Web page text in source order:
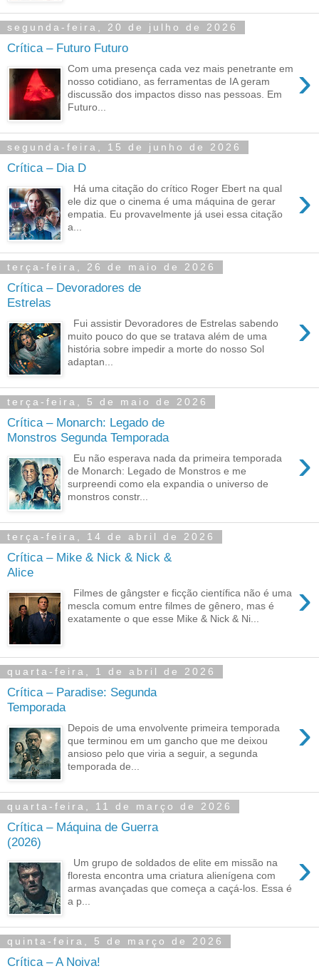
segunda-feira, 20 de julho de 2026
Crítica – Futuro Futuro
›
Com uma presença cada vez mais penetrante em
nosso cotidiano, as ferramentas de IA geram
discussão dos impactos disso nas pessoas. Em
Futuro...
segunda-feira, 15 de junho de 2026
Crítica – Dia D
›
Há uma citação do crítico Roger Ebert na qual
ele diz que o cinema é uma máquina de gerar
empatia. Eu provavelmente já usei essa citação
a...
terça-feira, 26 de maio de 2026
Crítica – Devoradores de
Estrelas
›
Fui assistir Devoradores de Estrelas sabendo
muito pouco do que se tratava além de uma
história sobre impedir a morte do nosso Sol
adaptan...
terça-feira, 5 de maio de 2026
Crítica – Monarch: Legado de
Monstros Segunda Temporada
›
Eu não esperava nada da primeira temporada
de Monarch: Legado de Monstros e me
surpreendi como ela expandia o universo de
monstros constr...
terça-feira, 14 de abril de 2026
Crítica – Mike & Nick & Nick &
Alice
›
Filmes de gângster e ficção científica não é uma
mescla comum entre filmes de gênero, mas é
exatamente o que esse Mike & Nick & Ni...
quarta-feira, 1 de abril de 2026
Crítica – Paradise: Segunda
Temporada
›
Depois de uma envolvente primeira temporada
que terminou em um gancho que me deixou
ansioso pelo que viria a seguir, a segunda
temporada de...
quarta-feira, 11 de março de 2026
Crítica – Máquina de Guerra
(2026)
›
Um grupo de soldados de elite em missão na
floresta encontra uma criatura alienígena com
armas avançadas que começa a caçá-los. Essa é
a p...
quinta-feira, 5 de março de 2026
Crítica – A Noiva!